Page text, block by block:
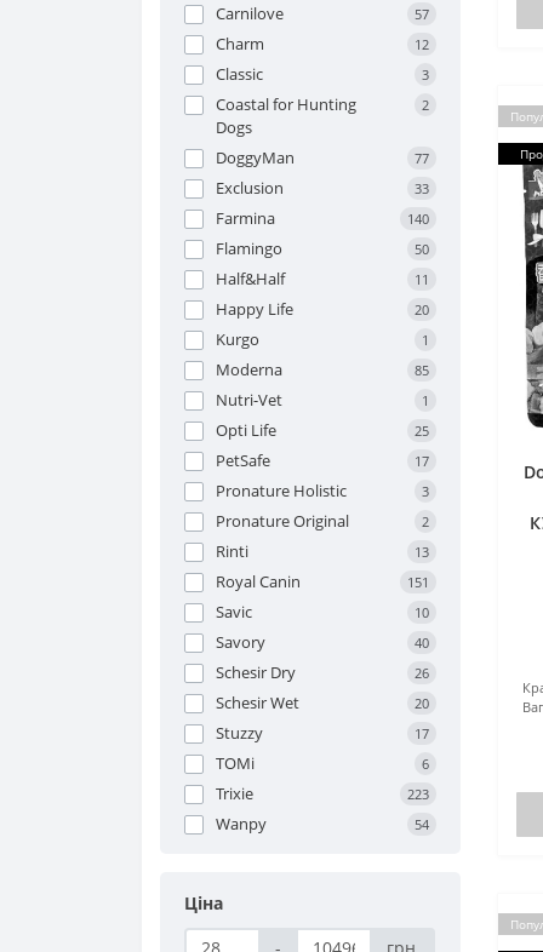
Carnilove 57
Charm 12
Classic 3
Coastal for Hunting
Dogs
2
DoggyMan 77
Exclusion 33
Farmina 140
Flamingo 50
Half&Half 11
Happy Life 20
Kurgo 1
Moderna 85
Nutri-Vet 1
Opti Life 25
PetSafe 17
Pronature Holistic 3
Pronature Original 2
Rinti 13
Royal Canin 151
Savic 10
Savory 40
Schesir Dry 26
Schesir Wet 20
Stuzzy 17
TOMi 6
Trixie 223
Wanpy 54
Ціна
-
грн.